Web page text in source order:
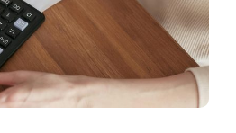
o
departamento
en
Argentina:
cómo